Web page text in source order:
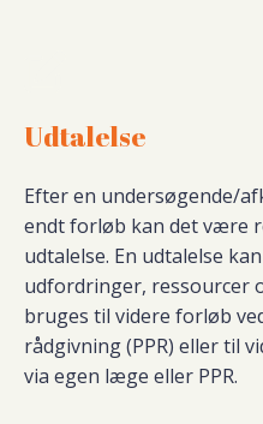
Udtalelse
Efter en undersøgende/
endt forløb kan det være
udtalelse. En udtalelse
udfordringer, ressourcer
bruges til videre forløb
rådgivning (PPR) eller til
via egen læge eller PPR.